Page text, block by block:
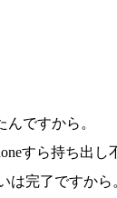
ですから。
すら持ち出し
は完了ですから